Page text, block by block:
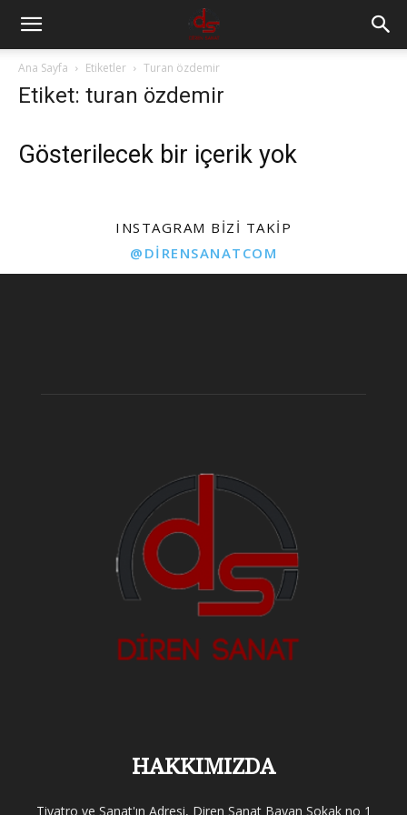
Ana Sayfa Etiketler Turan özdemir
Etiket: turan özdemir
Gösterilecek bir içerik yok
INSTAGRAM BIZI TAKIP
@DIRENSANATCOM
HAKKIMIZDA
Tiyatro ve Sanat'ın Adresi, Diren Sanat Bayan Sokak no 1